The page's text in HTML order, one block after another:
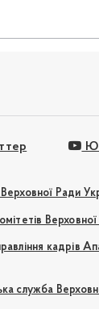
Ради
кадрів
служба